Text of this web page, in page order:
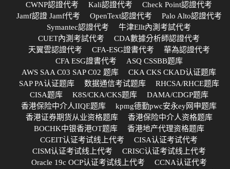
CWNP認證代考
Kali認證代考
Check Point認證代考
Jamf認證 Jamf代考
OpenText認證代考
Palo Alto認證代考
Symantec認證代考
牛津Ellt內測考試代考
CUET內測考試代考
CDA數據分析師認證代考
天翼雲認證代考
CFA-ESG證書代考
華為認證代考
CFA ESG證書代考
ASQ CSSBB题库
AWS SAA C03 SAP C02 题库
CKA CKS CKAD认证题库
SAP PA认证题库
数据通信考试题库
RHCSA/RHCE题库
CISA题库
K8S/CKA/CKS题库
DAMA/CDGP题库
香港保险中介人IIQE题库
kpmg德勤pwc安永ey网申题库
香港证券期货从业资格题库
香港保险中介人资格题库
BOCHK中银香港OT题库
香港地产代理资格题库
CGEIT认证考试线上代考
CISA认证考试代考
CISM认证考试线上代考
CRISC认证考试线上代考
Oracle 19c OCP认证考试线上代考
CCNA认证代考